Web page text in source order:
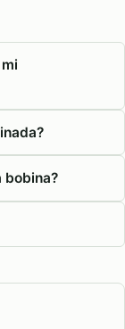
bobina?